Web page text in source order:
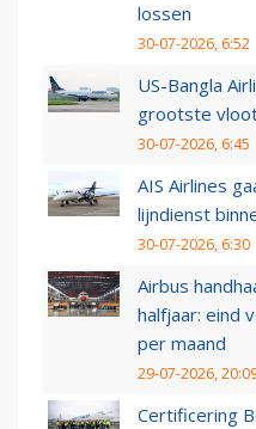
lossen
30-07-2026, 6:52
US-Bangla
grootste
30-07-2026, 6:45
AIS Airlines
lijndienst
30-07-2026, 6:30
Airbus
halfjaar: eind
per maand
29-07-2026,
Certificering